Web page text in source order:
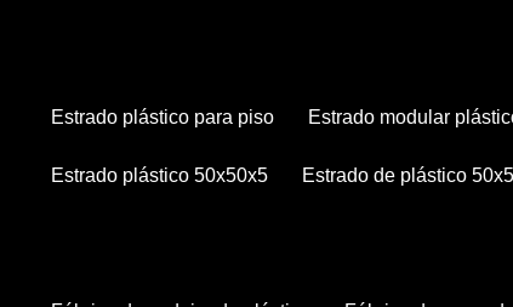
estrado plástico para piso estrado modular
estrado plástico 50x50x5 estrado de plástico